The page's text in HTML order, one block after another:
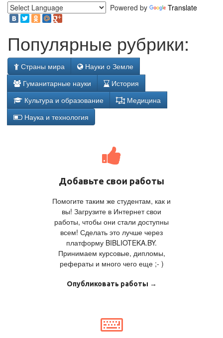
Powered by Translate
Популярные рубрики:
Страны мира
Науки о Земле
Гуманитарные науки
История
Культура и образование
Медицина
Наука и технология
Добавьте свои работы
Помогите таким же студентам, как и
вы! Загрузите в Интернет свои
работы, чтобы они стали доступны
всем! Сделать это лучше через
платформу BIBLIOTEKA.BY.
Принимаем курсовые, дипломы,
рефераты и много чего еще ;- )
Опубликовать работы →